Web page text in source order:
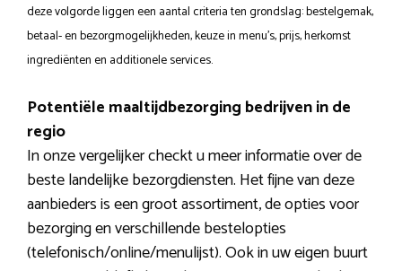
deze volgorde liggen een aantal criteria ten grondslag: bestelgemak,
betaal- en bezorgmogelijkheden, keuze in menu’s, prijs, herkomst
ingrediënten en additionele services.
Potentiële maaltijdbezorging bedrijven in de
regio
In onze vergelijker checkt u meer informatie over de
beste landelijke bezorgdiensten. Het fijne van deze
aanbieders is een groot assortiment, de opties voor
bezorging en verschillende bestelopties
(telefonisch/online/menulijst). Ook in uw eigen buurt